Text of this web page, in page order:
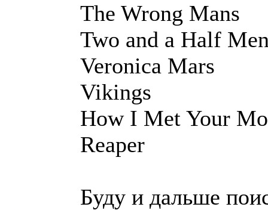
The Wrong Mans
Two and a Half
Veronica Mars
Vikings
How I Met Your
Reaper
Буду и дальше